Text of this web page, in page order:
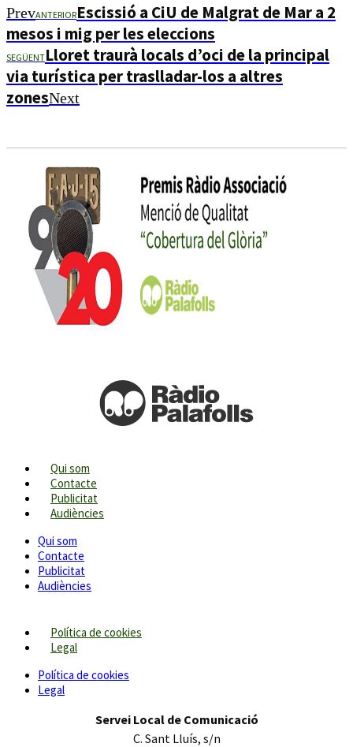
PrevANTERIOREscissió a CiU de Malgrat de Mar a 2
mesos i mig per les eleccions
SEGÜENTLloret traurà locals d’oci de la principal
via turística per traslladar-los a altres
zonesNext
Qui som
Contacte
Publicitat
Audiències
Qui som
Contacte
Publicitat
Audiències
Política de cookies
Legal
Política de cookies
Legal
Servei Local de Comunicació
C. Sant Lluís, s/n